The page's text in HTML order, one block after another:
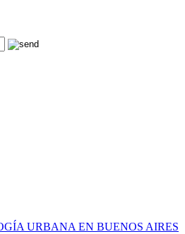
URBANA EN BUENOS AIRES